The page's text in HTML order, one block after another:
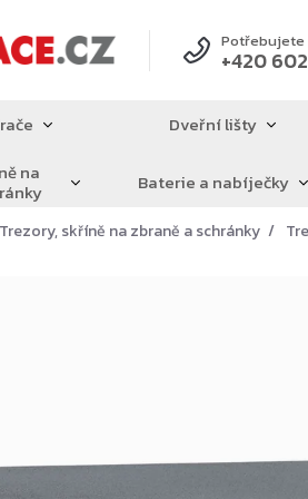
Potřebujete
+420
Dveřní lišty
na
Baterie a nabíječky
Trezory, skříně na zbraně a schránky